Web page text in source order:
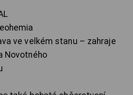
ve velkém stanu – zahraje
Novotného